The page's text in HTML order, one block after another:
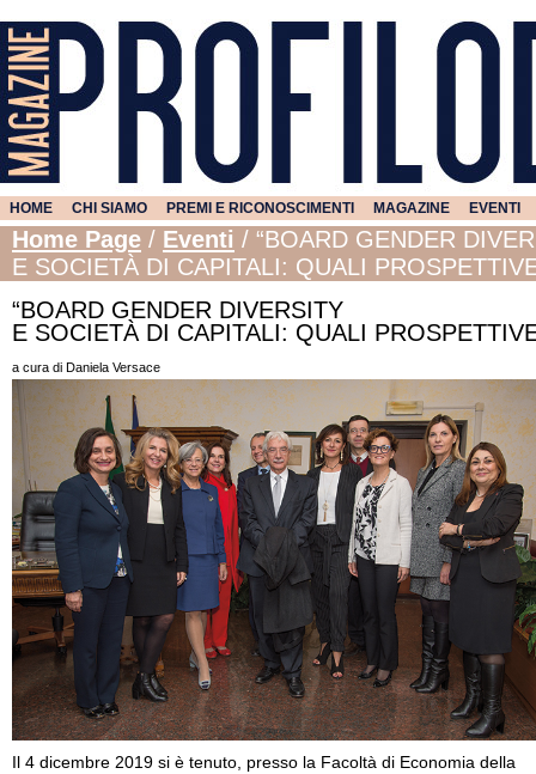
HOME CHI SIAMO PREMI E RICONOSCIMENTI MAGAZINE EVENTI
Home Page / Eventi / “BOARD GENDER
E SOCIETÀ DI CAPITALI: QUALI
“BOARD GENDER DIVERSITY
E SOCIETÀ DI CAPITALI: QUALI
a cura di Daniela Versace
Il 4 dicembre 2019 si è tenuto, presso la Facoltà di Economia della